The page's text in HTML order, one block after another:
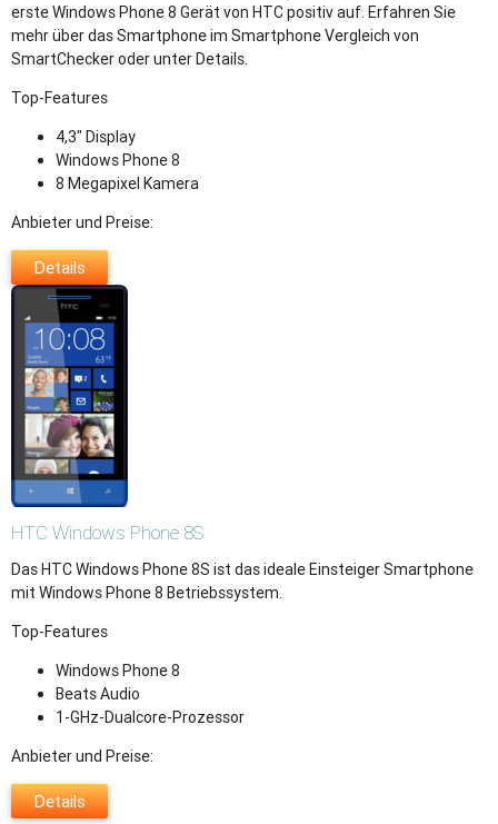
erste Windows Phone 8 Gerät von HTC positiv auf. Erfahren Sie
mehr über das Smartphone im Smartphone Vergleich von
SmartChecker oder unter Details.
Top-Features
4,3" Display
Windows Phone 8
8 Megapixel Kamera
Anbieter und Preise:
Details
HTC Windows Phone 8S
Das HTC Windows Phone 8S ist das ideale Einsteiger Smartphone
mit Windows Phone 8 Betriebssystem.
Top-Features
Windows Phone 8
Beats Audio
1-GHz-Dualcore-Prozessor
Anbieter und Preise:
Details